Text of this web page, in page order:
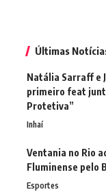
Últimas
Natália Sarraff e
primeiro feat
Protetiva”
Inhaí
Ventania no Rio
Fluminense pelo
Esportes